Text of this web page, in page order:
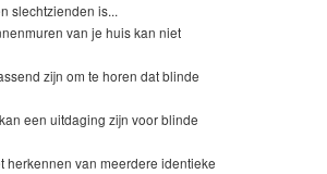
slechtzienden is...
van je huis kan niet
zijn om te horen dat blinde
een uitdaging zijn voor blinde
herkennen van meerdere identieke